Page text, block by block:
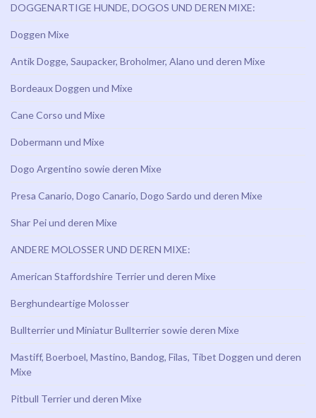
DOGGENARTIGE HUNDE, DOGOS UND DEREN MIXE:
Doggen Mixe
Antik Dogge, Saupacker, Broholmer, Alano und deren Mixe
Bordeaux Doggen und Mixe
Cane Corso und Mixe
Dobermann und Mixe
Dogo Argentino sowie deren Mixe
Presa Canario, Dogo Canario, Dogo Sardo und deren Mixe
Shar Pei und deren Mixe
ANDERE MOLOSSER UND DEREN MIXE:
American Staffordshire Terrier und deren Mixe
Berghundeartige Molosser
Bullterrier und Miniatur Bullterrier sowie deren Mixe
Mastiff, Boerboel, Mastino, Bandog, Filas, Tibet Doggen und deren
Mixe
Pitbull Terrier und deren Mixe